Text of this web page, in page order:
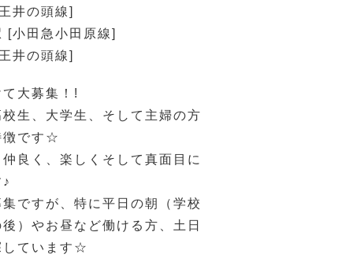
井の頭線]
[小田急小田原線]
井の頭線]
大募集！!
生、大学生、そして主婦の方
徴です☆
良く、楽しくそして真面目に
ですが、特に平日の朝（学校
）やお昼など働ける方、土日
しています☆